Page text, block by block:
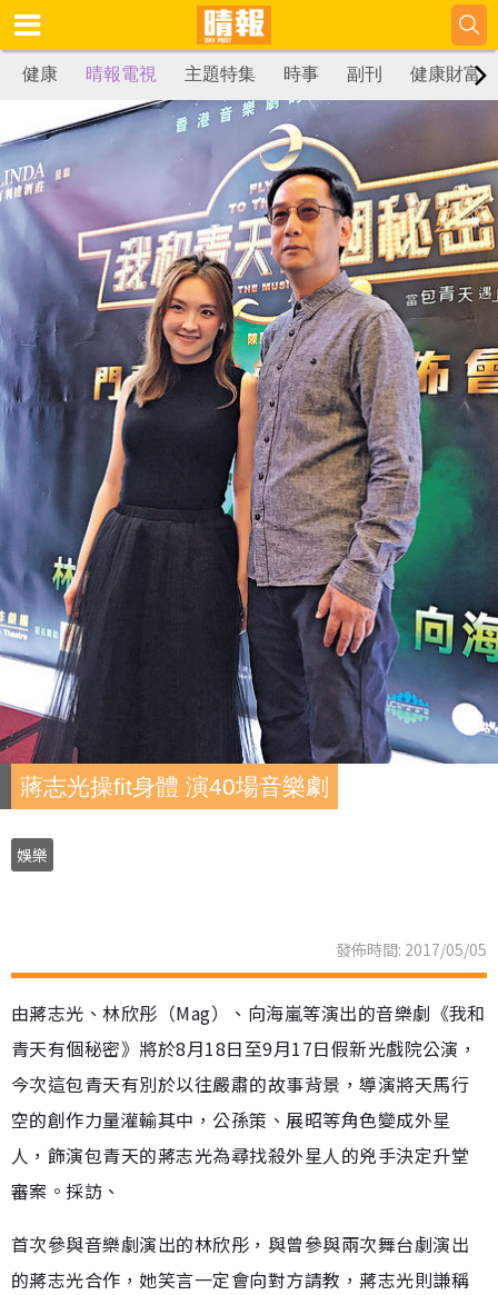
健康 晴報電視 主題特集 時事 副刊 健康財富
蔣志光操fit身體 演40場音樂劇
娛樂
發佈時間: 2017/05/05
由蔣志光、林欣彤（Mag）、向海嵐等演出的音樂劇《我和
青天有個秘密》將於8月18日至9月17日假新光戲院公演，
今次這包青天有別於以往嚴肅的故事背景，導演將天馬行
空的創作力量灌輸其中，公孫策、展昭等角色變成外星
人，飾演包青天的蔣志光為尋找殺外星人的兇手決定升堂
審案。採訪、
首次參與音樂劇演出的林欣彤，與曾參與兩次舞台劇演出
的蔣志光合作，她笑言一定會向對方請教，蔣志光則謙稱